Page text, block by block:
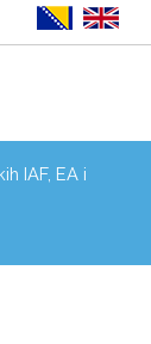
IAF, EA i